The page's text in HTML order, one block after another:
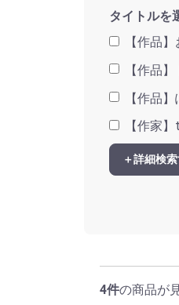
タイトルを
【作品
【作品
【作品
【作家
＋詳細検
4件の商品が